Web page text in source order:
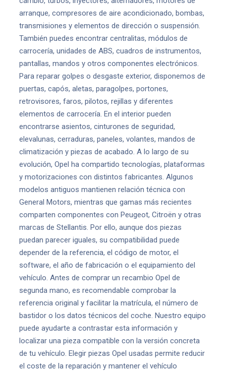
arranque, compresores de aire acondicionado, bombas,
transmisiones y elementos de dirección o suspensión.
También puedes encontrar centralitas, módulos de
carrocería, unidades de ABS, cuadros de instrumentos,
pantallas, mandos y otros componentes electrónicos.
Para reparar golpes o desgaste exterior, disponemos de
puertas, capós, aletas, paragolpes, portones,
retrovisores, faros, pilotos, rejillas y diferentes
elementos de carrocería. En el interior pueden
encontrarse asientos, cinturones de seguridad,
elevalunas, cerraduras, paneles, volantes, mandos de
climatización y piezas de acabado. A lo largo de su
evolución, Opel ha compartido tecnologías, plataformas
y motorizaciones con distintos fabricantes. Algunos
modelos antiguos mantienen relación técnica con
General Motors, mientras que gamas más recientes
comparten componentes con Peugeot, Citroën y otras
marcas de Stellantis. Por ello, aunque dos piezas
puedan parecer iguales, su compatibilidad puede
depender de la referencia, el código de motor, el
software, el año de fabricación o el equipamiento del
vehículo. Antes de comprar un recambio Opel de
segunda mano, es recomendable comprobar la
referencia original y facilitar la matrícula, el número de
bastidor o los datos técnicos del coche. Nuestro equipo
puede ayudarte a contrastar esta información y
localizar una pieza compatible con la versión concreta
de tu vehículo. Elegir piezas Opel usadas permite reducir
el coste de la reparación y mantener el vehículo